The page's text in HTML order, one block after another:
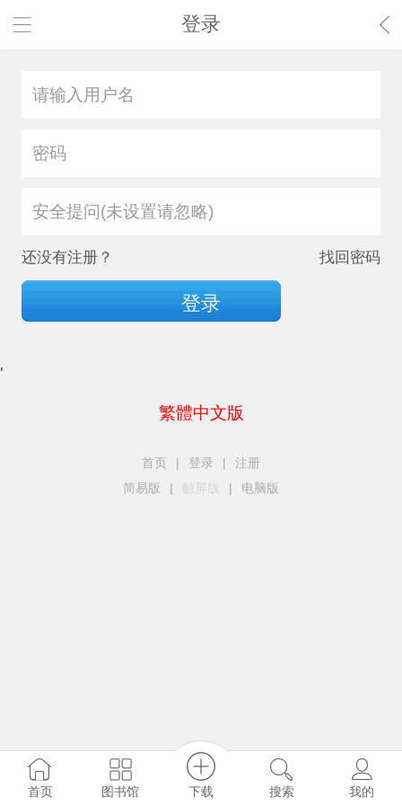
登录
安全提问(未设置请忽略)
还没有注册？ 找回密码
登录
'
繁體中文版
首页 | 登录 |
注册
简易版
| 触屏版 | 电脑版
首页 图书馆 下载 搜索 我的